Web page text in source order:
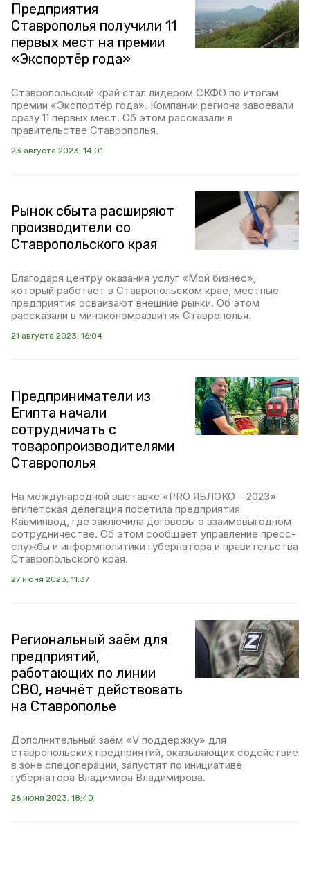
Предприятия
Ставрополья получили 11
первых мест на премии
«Экспортёр года»
Ставропольский край стал лидером СКФО по итогам
премии «Экспортёр года». Компании региона завоевали
сразу 11 первых мест. Об этом рассказали в
правительстве Ставрополья.
23 августа 2023, 14:01
Рынок сбыта расширяют
производители со
Ставропольского края
Благодаря центру оказания услуг «Мой бизнес»,
который работает в Ставропольском крае, местные
предприятия осваивают внешние рынки. Об этом
рассказали в минэкономразвития Ставрополья.
21 августа 2023, 16:04
Предприниматели из
Египта начали
сотрудничать с
товаропроизводителями
Ставрополья
На международной выставке «PRO ЯБЛОКО – 2023»
египетская делегация посетила предприятия
Кавминвод, где заключила договоры о взаимовыгодном
сотрудничестве. Об этом сообщает управление пресс-
службы и информполитики губернатора и правительства
Ставропольского края.
27 июня 2023, 11:37
Региональный заём для
предприятий,
работающих по линии
СВО, начнёт действовать
на Ставрополье
Дополнительный заём «V поддержку» для
ставропольских предприятий, оказывающих содействие
в зоне спецоперации, запустят по инициативе
губернатора Владимира Владимирова.
26 июня 2023, 18:40